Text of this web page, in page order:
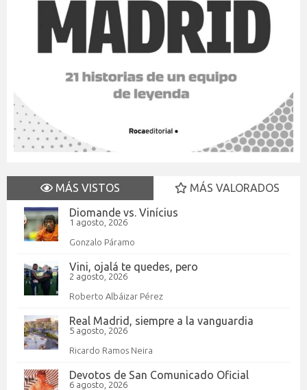
MÁS VISTOS
MÁS VALORADOS
Diomande vs. Vinícius
1 agosto, 2026
Gonzalo Páramo
Vini, ojalá te quedes, pero
2 agosto, 2026
Roberto Albáizar Pérez
Real Madrid, siempre a la vanguardia
5 agosto, 2026
Ricardo Ramos Neira
Devotos de San Comunicado Oficial
6 agosto, 2026